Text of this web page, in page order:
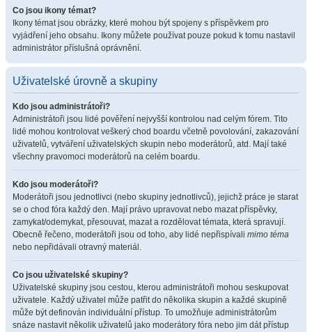
Co jsou ikony témat?
Ikony témat jsou obrázky, které mohou být spojeny s příspěvkem pro
vyjádření jeho obsahu. Ikony můžete používat pouze pokud k tomu nastavil
administrátor příslušná oprávnění.
Uživatelské úrovně a skupiny
Kdo jsou administrátoři?
Administrátoři jsou lidé pověření nejvyšší kontrolou nad celým fórem. Tito
lidé mohou kontrolovat veškerý chod boardu včetně povolování, zakazování
uživatelů, vytváření uživatelských skupin nebo moderátorů, atd. Mají také
všechny pravomoci moderátorů na celém boardu.
Kdo jsou moderátoři?
Moderátoři jsou jednotlivci (nebo skupiny jednotlivců), jejichž práce je starat
se o chod fóra každý den. Mají právo upravovat nebo mazat příspěvky,
zamykat/odemykat, přesouvat, mazat a rozdělovat témata, která spravují.
Obecně řečeno, moderátoři jsou od toho, aby lidé nepřispívali mimo téma
nebo nepřidávali otravný materiál.
Co jsou uživatelské skupiny?
Uživatelské skupiny jsou cestou, kterou administrátoři mohou seskupovat
uživatele. Každý uživatel může patřit do několika skupin a každé skupině
může být definován individuální přístup. To umožňuje administrátorům
snáze nastavit několik uživatelů jako moderátory fóra nebo jim dát přístup